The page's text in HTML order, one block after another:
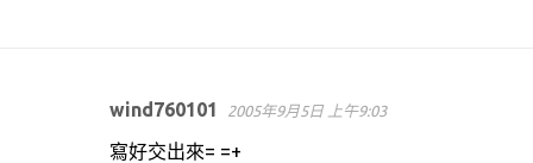
wind760101 2005年9月5日 上午9:03
寫好交出來= =+